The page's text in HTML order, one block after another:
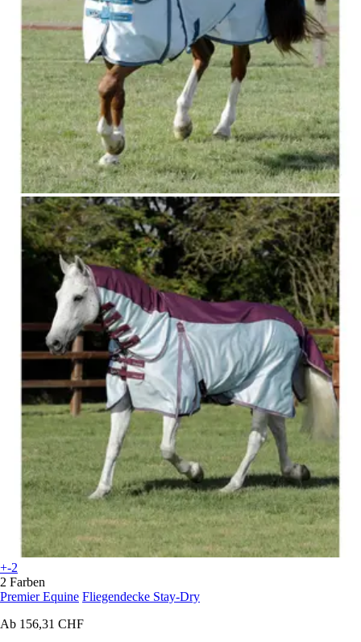
+-2
2 Farben
Premier Equine Fliegendecke Stay-Dry
Ab 156,31 CHF